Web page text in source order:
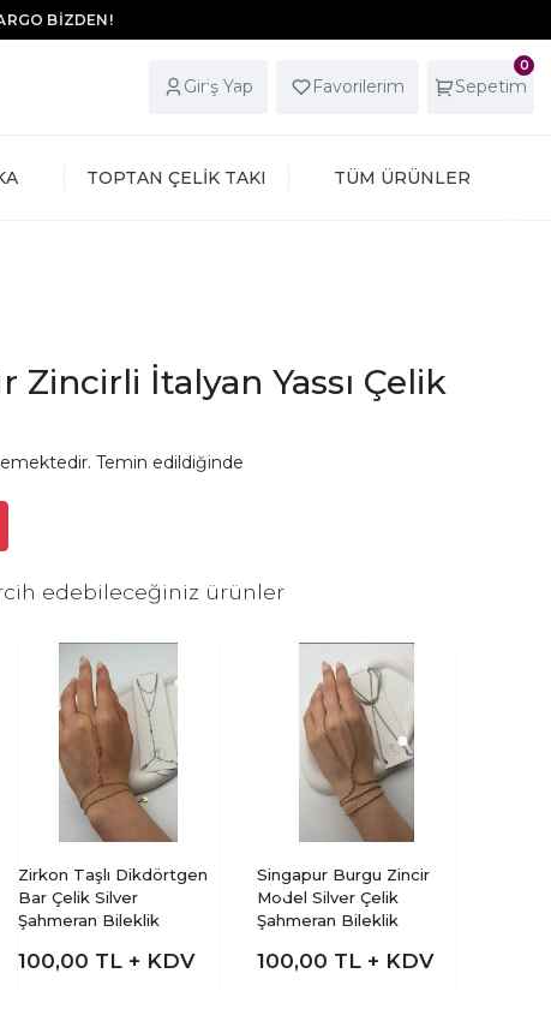
BİZDEN!
Giriş Yap Favorilerim
0
Sepetim
TOPTAN ÇELİK TAKI TÜM ÜRÜNLER
Zincirli İtalyan Yassı Çelik
Temin edildiğinde
edebileceğiniz ürünler
Zirkon Taşlı Dikdörtgen
Bar Çelik Silver
Şahmeran Bileklik
100,00 TL + KDV
Singapur Burgu Zincir
Model Silver Çelik
Şahmeran Bileklik
100,00 TL + KDV